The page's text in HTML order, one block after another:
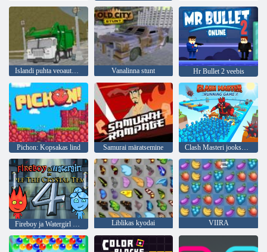
Islandi puhta veoauto prügi Sim Vanalinna stunt Hr Bullet 2 veebis
Pichon: Kopsakas lind Samurai märatsemine Clash Masteri jooksumäng
Liblikas kyodai VIIRA